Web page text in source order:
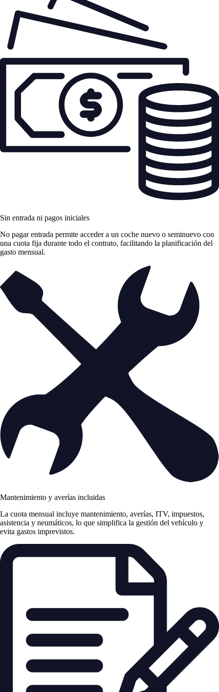
Sin entrada ni pagos iniciales
No pagar entrada permite acceder a un coche nuevo o seminuevo con
una cuota fija durante todo el contrato, facilitando la planificación del
gasto mensual.
Mantenimiento y averías incluidas
La cuota mensual incluye mantenimiento, averías, ITV, impuestos,
asistencia y neumáticos, lo que simplifica la gestión del vehículo y
evita gastos imprevistos.